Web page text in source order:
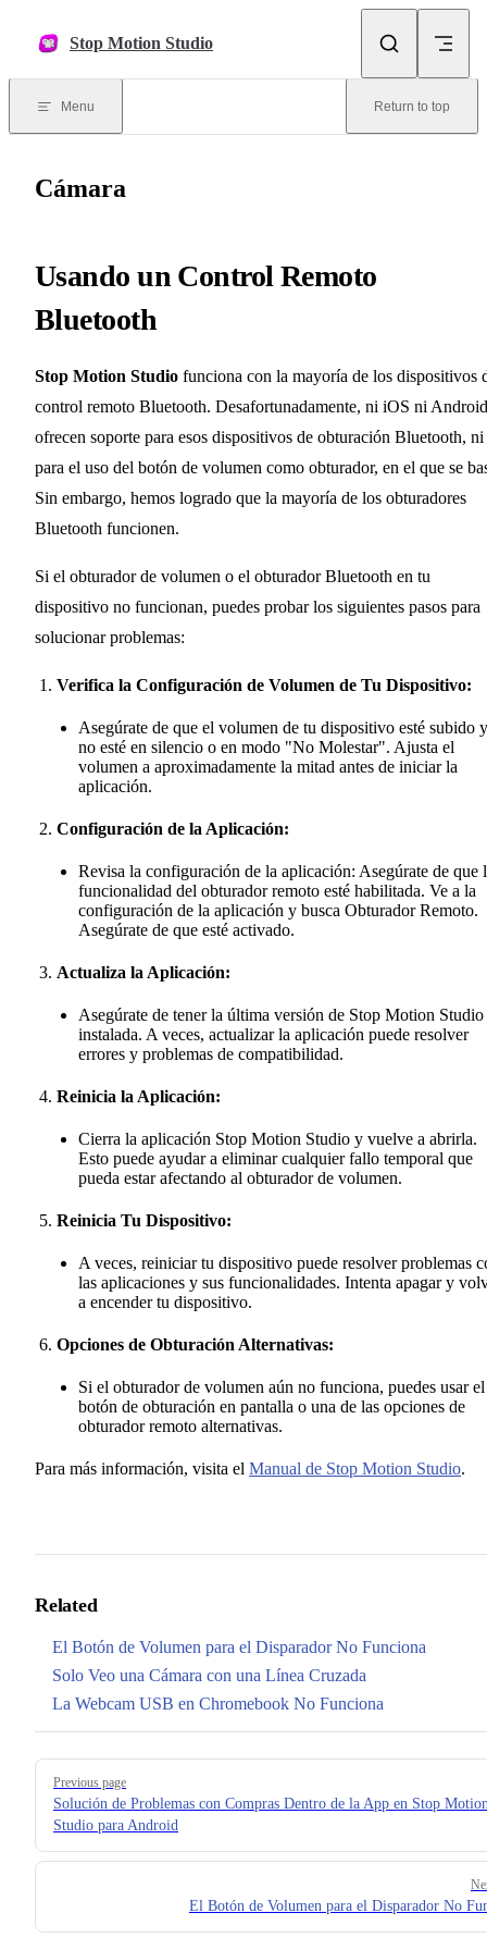
Stop Motion Studio
Menu Return to top
Cámara
Usando un Control Remoto
Bluetooth
Stop Motion Studio funciona con la mayoría de los dispositivos
control remoto Bluetooth. Desafortunadamente, ni iOS ni Android
ofrecen soporte para esos dispositivos de obturación Bluetooth, ni
para el uso del botón de volumen como obturador, en el que se
Sin embargo, hemos logrado que la mayoría de los obturadores
Bluetooth funcionen.
Si el obturador de volumen o el obturador Bluetooth en tu
dispositivo no funcionan, puedes probar los siguientes pasos para
solucionar problemas:
Verifica la Configuración de Volumen de Tu Dispositivo:
Asegúrate de que el volumen de tu dispositivo esté subido y
no esté en silencio o en modo "No Molestar". Ajusta el
volumen a aproximadamente la mitad antes de iniciar la
aplicación.
Configuración de la Aplicación:
Revisa la configuración de la aplicación: Asegúrate de que
funcionalidad del obturador remoto esté habilitada. Ve a la
configuración de la aplicación y busca Obturador Remoto.
Asegúrate de que esté activado.
Actualiza la Aplicación:
Asegúrate de tener la última versión de Stop Motion Studio
instalada. A veces, actualizar la aplicación puede resolver
errores y problemas de compatibilidad.
Reinicia la Aplicación:
Cierra la aplicación Stop Motion Studio y vuelve a abrirla.
Esto puede ayudar a eliminar cualquier fallo temporal que
pueda estar afectando al obturador de volumen.
Reinicia Tu Dispositivo:
A veces, reiniciar tu dispositivo puede resolver problemas
las aplicaciones y sus funcionalidades. Intenta apagar y
a encender tu dispositivo.
Opciones de Obturación Alternativas:
Si el obturador de volumen aún no funciona, puedes usar el
botón de obturación en pantalla o una de las opciones de
obturador remoto alternativas.
Para más información, visita el Manual de Stop Motion Studio.
Related
El Botón de Volumen para el Disparador No Funciona
Solo Veo una Cámara con una Línea Cruzada
La Webcam USB en Chromebook No Funciona
Pager
Previous page
Solución de Problemas con Compras Dentro de la App en Stop
Studio para Android
El Botón de Volumen para el Disparador No